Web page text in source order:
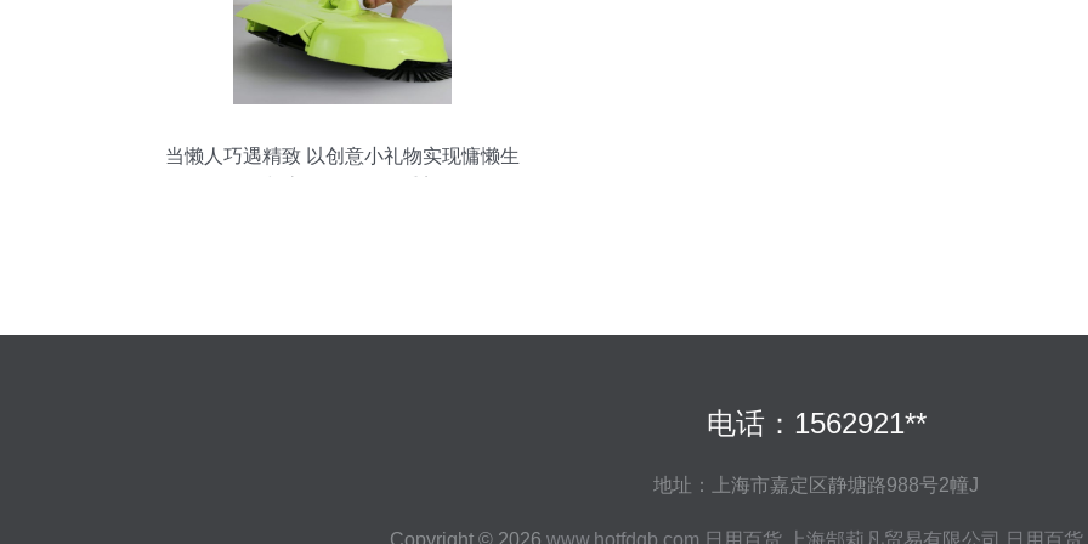
当懒人巧遇精致 以创意小礼物实现慵懒生
电话：1562921**
地址：上海市嘉定区静塘路988号2幢J
Copyright © 2026 www.hotfdqb.com 日用百货 上海郜莉凡贸易有限公司 日用百货